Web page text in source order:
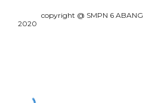
SMPN 6 ABANG
2020